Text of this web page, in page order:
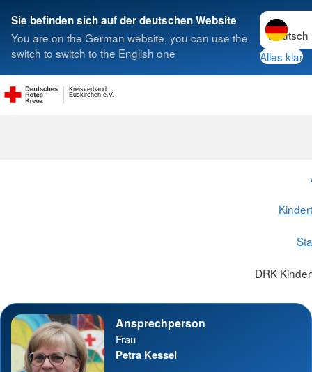
Sie befinden sich auf der deutschen Website
You are on the German website, you can use the
switch to switch to the English one
Sprache
Alles klar
Euskirchen e.V.
Kreisverband
Suche
DRK
Ansprechperson
Frau
Petra Kessel